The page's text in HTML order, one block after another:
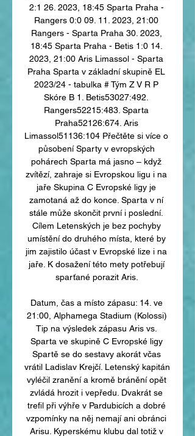
2:1 26. 2023, 18:45 Sparta Praha -
Rangers 0:0 09. 11. 2023, 21:00
Rangers - Sparta Praha 30. 2023,
18:45 Sparta Praha - Betis 1:0 14.
2023, 21:00 Aris Limassol - Sparta
Praha Sparta v základní skupině EL
2023/24 - tabulka # Tým Z V R P
Skóre B 1. Betis53027:492.
Rangers52215:483. Sparta
Praha52126:674. Aris
Limassol51136:104 Přečtěte si více o
působení Sparty v evropských
pohárech Sparta má jasno – když
zvítězí, zahraje si Evropskou ligu i na
jaře Skupina C Evropské ligy je
zamotaná až do konce. Sparta v ní
stále může skončit první i poslední.
Cílem Letenských je bez pochyby
umístění do druhého místa, které by
jim zajistilo účast v Evropské lize i na
jaře. K dosažení této mety potřebují
sparťané porazit Aris.
Datum, čas a místo zápasu: 14. ve
21:00, Alphamega Stadium (Kolossi)
Tip na výsledek zápasu Aris vs.
Sparta ve skupině C Evropské ligy
Spartě se do sestavy akorát včas
vrátil Ladislav Krejčí. Letenský kapitán
vyléčil zranění a kromě bránění opět
zvládá hrozit i vepředu. Dvakrát se
trefil při výhře v Pardubicích a dobré
vzpomínky na něj nemají ani obránci
Arisu. Kyperskému klubu dal totiž v